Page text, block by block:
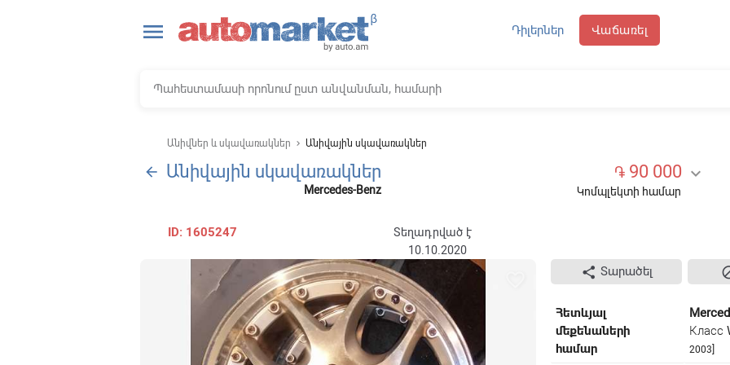
menu Դիլերներ Վաճառել
Անիվներ և սկավառակներ keyboard_arrow_right Անիվային սկավառակներ
arrow_back Անիվային սկավառակներ
Mercedes-Benz
֏ 90 000 
Կոմպլեկտի համար
ID: 1605247
Տեղադրված է
10.10.2020
 Տարածել
Հետևյալ
մեքենաների
համար
Класс
2003]